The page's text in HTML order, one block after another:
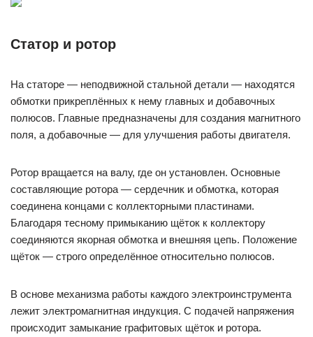
Статор и ротор
На статоре — неподвижной стальной детали — находятся
обмотки прикреплённых к нему главных и добавочных
полюсов. Главные предназначены для создания магнитного
поля, а добавочные — для улучшения работы двигателя.
Ротор вращается на валу, где он установлен. Основные
составляющие ротора — сердечник и обмотка, которая
соединена концами с коллекторными пластинами.
Благодаря тесному примыканию щёток к коллектору
соединяются якорная обмотка и внешняя цепь. Положение
щёток — строго определённое относительно полюсов.
В основе механизма работы каждого электроинструмента
лежит электромагнитная индукция. С подачей напряжения
происходит замыкание графитовых щёток и ротора.